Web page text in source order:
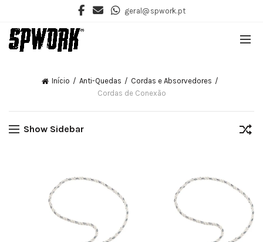
geral@spwork.pt
Início Anti-Quedas
Cordas e Absorvedores
Cordas de Conexão
Show Sidebar